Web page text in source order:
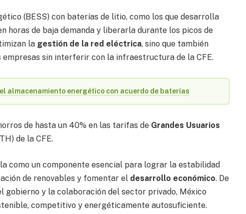
(BESS) con baterías de litio, como los que desarrolla
horas de baja demanda y liberarla durante los picos de
la gestión de la red eléctrica, sino que también
sin interferir con la infraestructura de la CFE.
el almacenamiento energético con acuerdo de baterías
de hasta un 40% en las tarifas de Grandes Usuarios
de la CFE.
como un componente esencial para lograr la estabilidad
de renovables y fomentar el desarrollo económico. De
gobierno y la colaboración del sector privado, México
competitivo y energéticamente autosuficiente.